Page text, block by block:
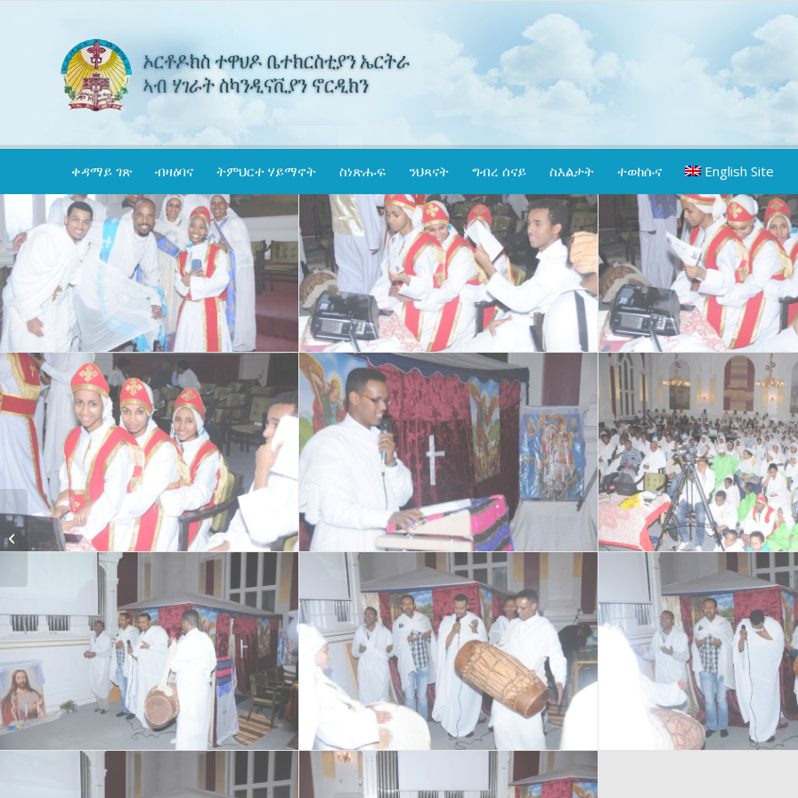
ቀዳማይ ገጽ ብዛዕባና ትምህርተ ሃይማኖት ስነጽሑፍ ንህጻናት ግብረ ሰናይ ስእልታት ተወከሱና English Site
መንፈሳዊ ጉባኤ 2013